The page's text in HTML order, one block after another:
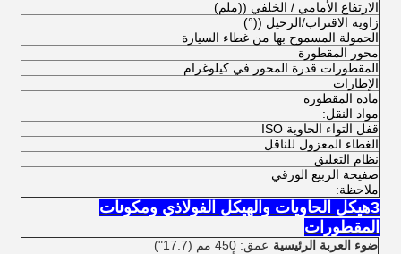
الارتفاع الأمامي / الخلفي ((ملم)
زاوية الاقتراب/الرحيل ((°)
الحمولة المسموح بها من غطاء السيارة
محور المقطورة
المقطورات قدرة المحور في كيلوغرام
الإطارات
مادة المقطورة
مواد النقل:
قفل التواء الحاوية ISO
الغطاء المعزول للناقل
نظام التعليق
صفيحة الربيع الورقي
ملاحظة:
3هيكل الحاويات والهيكل الفولاذي ومكونات
المقطورات
ضوء العربة الرئيسية عمق: 450 مم (17.7")